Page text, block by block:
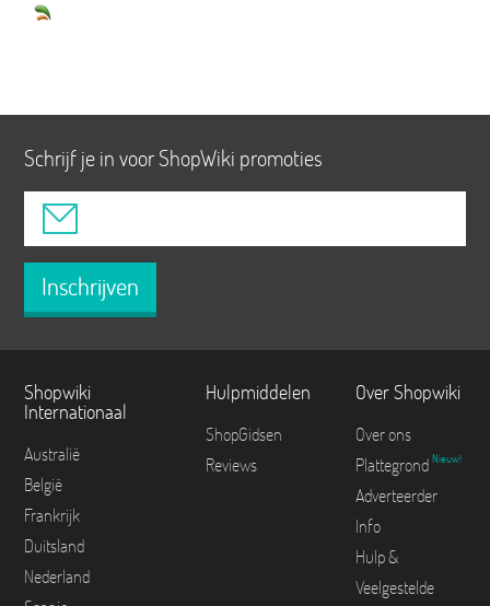
Schrijf je in voor ShopWiki promoties
Inschrijven
Shopwiki
Internationaal
Australië
België
Frankrijk
Duitsland
Nederland
Hulpmiddelen
ShopGidsen
Reviews
Over Shopwiki
Over ons
Plattegrond Nieuw!
Adverteerder
Info
Hulp &
Veelgestelde